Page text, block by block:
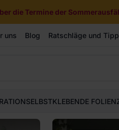
die Termine der
uns Blog Ratschläge und
SELBSTKLEBENDE FOLIEN